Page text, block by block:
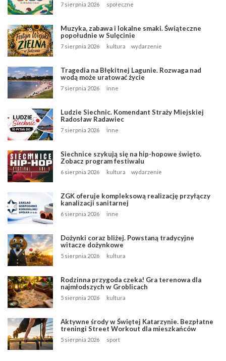
7 sierpnia 2026 społeczne
Muzyka, zabawa i lokalne smaki. Świąteczne
popołudnie w Sulęcinie
7 sierpnia 2026 kultura wydarzenie
Tragedia na Błękitnej Lagunie. Rozwaga nad
wodą może uratować życie
7 sierpnia 2026 inne
Ludzie Siechnic. Komendant Straży Miejskiej
Radosław Radawiec
7 sierpnia 2026 inne
Siechnice szykują się na hip-hopowe święto.
Zobacz program festiwalu
6 sierpnia 2026 kultura wydarzenie
ZGK oferuje kompleksową realizację przyłączy
kanalizacji sanitarnej
6 sierpnia 2026 inne
Dożynki coraz bliżej. Powstaną tradycyjne
witacze dożynkowe
5 sierpnia 2026 kultura
Rodzinna przygoda czeka! Gra terenowa dla
najmłodszych w Groblicach
5 sierpnia 2026 kultura
Aktywne środy w Świętej Katarzynie. Bezpłatne
treningi Street Workout dla mieszkańców
5 sierpnia 2026 sport